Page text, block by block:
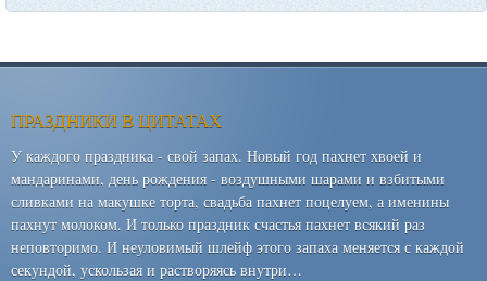
ПРАЗДНИКИ В ЦИТАТАХ
У каждого праздника - свой запах. Новый год пахнет хвоей и
мандаринами, день рождения - воздушными шарами и взбитыми
сливками на макушке торта, свадьба пахнет поцелуем, а именины
пахнут молоком. И только праздник счастья пахнет всякий раз
неповторимо. И неуловимый шлейф этого запаха меняется с каждой
секундой, ускользая и растворяясь внутри…